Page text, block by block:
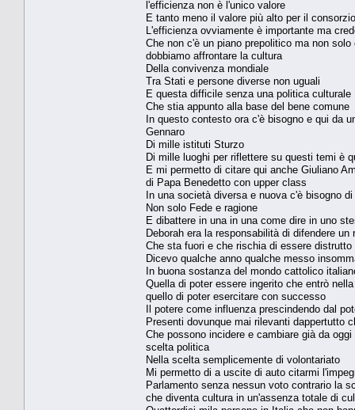
l'efficienza non è l'unico valore
E tanto meno il valore più alto per il
L'efficienza ovviamente è importante ma
Che non c'è un piano prepolitico ma non
dobbiamo affrontare la cultura
Della convivenza mondiale
Tra Stati e persone diverse non uguali
E questa difficile senza una politica culturale
Che stia appunto alla base del bene comune
In questo contesto ora c'è bisogno e qui da
Gennaro
Di mille istituti Sturzo
Di mille luoghi per riflettere su questi temi è
E mi permetto di citare qui anche Giuliano
di Papa Benedetto con upper class
In una società diversa e nuova c'è bisogno
Non solo Fede e ragione
E dibattere in una in una come dire in uno
Deborah era la responsabilità di difendere un
Che sta fuori e che rischia di essere
Dicevo qualche anno qualche messo
In buona sostanza del mondo cattolico
Quella di poter essere ingerito che entrò
quello di poter esercitare con successo
Il potere come influenza prescindendo dal
Presenti dovunque mai rilevanti dappertutto
Che possono incidere e cambiare già da
scelta politica
Nella scelta semplicemente di volontariato
Mi permetto di a uscite di auto citarmi
Parlamento senza nessun voto contrario la
che diventa cultura in un'assenza totale di